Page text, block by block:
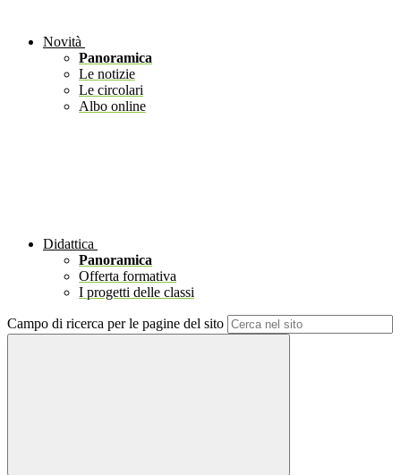
Novità
Panoramica
Le notizie
Le circolari
Albo online
Didattica
Panoramica
Offerta formativa
I progetti delle classi
Campo di ricerca per le pagine del sito